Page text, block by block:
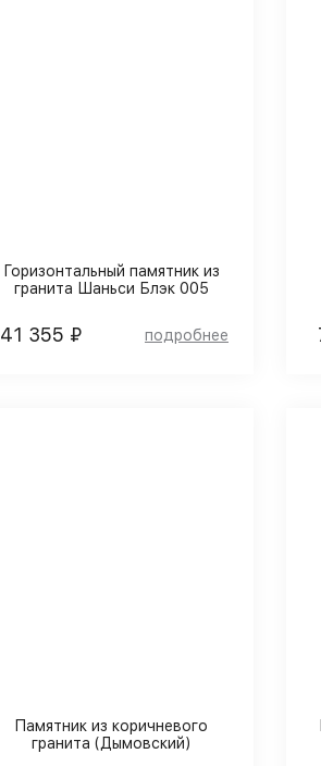
Горизонтальный памятник из
гранита Шаньси Блэк 005
41 355 ₽
Памятник из коричневого
гранита (Дымовский)